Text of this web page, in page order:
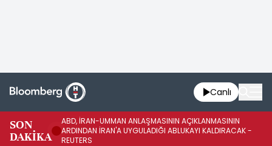
Canlı
SON
DAKİKA
ABD, İRAN-UMMAN ANLAŞMASININ AÇIKLANMASININ
ARDINDAN İRAN'A UYGULADIĞI ABLUKAYI KALDIRACAK -
REUTERS